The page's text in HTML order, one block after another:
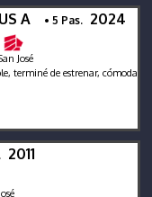
A • 5 Pas. 2024
José
de estrenar, cómodas
2011